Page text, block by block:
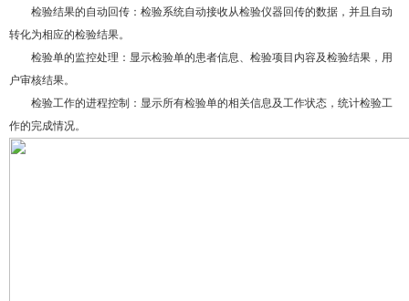
检验结果的自动回传：检验系统自动接收从检验仪器回传的数据，并且自动
转化为相应的检验结果。
检验单的监控处理：显示检验单的患者信息、检验项目内容及检验结果，用
户审核结果。
检验工作的进程控制：显示所有检验单的相关信息及工作状态，统计检验工
作的完成情况。